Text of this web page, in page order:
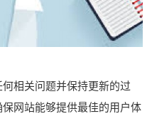
相关问题并保持更新的过
网站能够提供最佳的用户体